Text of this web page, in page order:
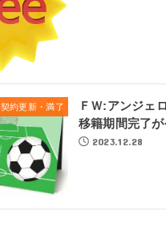
契約更新・満了
ＦＷ:アンジェ
移籍期間完了が
2023.12.28